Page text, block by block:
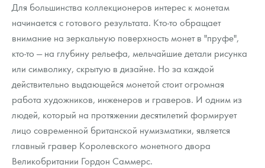
Гарри Поттер
Флот: ледоколы и корабли
Жетоны "Необыкновенные обитатели глубин"
Ювелирные изделия
Русская нумизматика
Условия возврата
Политика конфиденциальности
Политика использования Cookies
Положение по обработке и защите персональных данных
Письмо директору
Для большинства коллекционеров интерес к монетам
начинается с готового результата. Кто-то обращает
внимание на зеркальную поверхность монет в "пруфе",
кто-то — на глубину рельефа, мельчайшие детали рисунка
или символику, скрытую в дизайне. Но за каждой
действительно выдающейся монетой стоит огромная
работа художников, инженеров и граверов. И одним из
людей, который на протяжении десятилетий формирует
лицо современной британской нумизматики, является
главный гравер Королевского монетного двора
Великобритании Гордон Саммерс.